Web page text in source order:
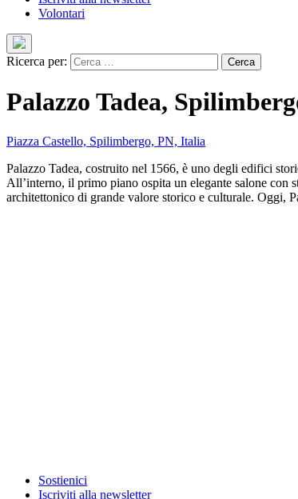
Volontari
Ricerca per:
Palazzo Tadea,
Piazza Castello, Spilimbergo, PN, Italia
Palazzo Tadea, costruito nel 1566, è uno degli edifici
All’interno, il primo piano ospita un elegante salone con
architettonico di grande valore storico e culturale. Oggi,
Sostienici
Iscriviti alla newsletter